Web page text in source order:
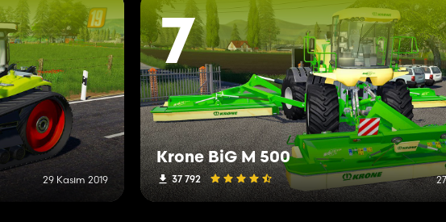
29 Kasım 2019
7
Krone BiG M 500
37 792